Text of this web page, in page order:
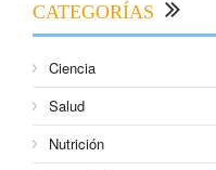
CATEGORÍAS
Ciencia
Salud
Nutrición